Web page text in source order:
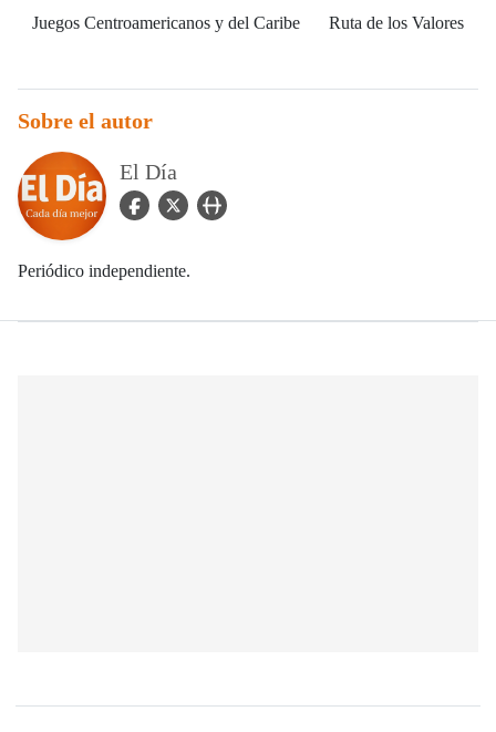
Juegos Centroamericanos y del Caribe Ruta de los Valores
Sobre el autor
El Día
facebook Icon
twitter Iconuser_url Icon
Periódico independiente.